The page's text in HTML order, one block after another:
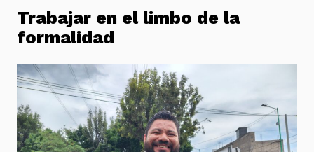
Trabajar en el limbo de la
formalidad